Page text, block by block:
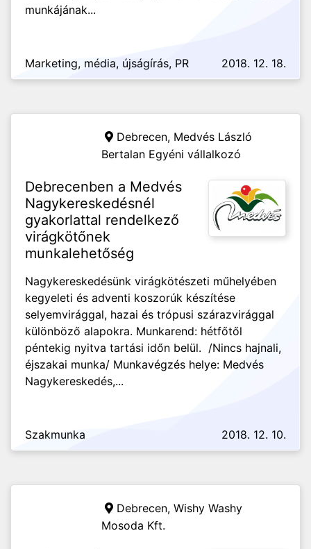
munkájának...
Marketing, média, újságírás, PR 2018. 12. 18.
Debrecen, Medvés László
Bertalan Egyéni vállalkozó
Debrecenben a Medvés
Nagykereskedésnél
gyakorlattal rendelkező
virágkötőnek
munkalehetőség
Nagykereskedésünk virágkötészeti műhelyében
kegyeleti és adventi koszorúk készítése
selyemvirággal, hazai és trópusi szárazvirággal
különböző alapokra. Munkarend: hétfőtől
péntekig nyitva tartási időn belül. /Nincs hajnali,
éjszakai munka/ Munkavégzés helye: Medvés
Nagykereskedés,...
Szakmunka 2018. 12. 10.
Debrecen, Wishy Washy
Mosoda Kft.